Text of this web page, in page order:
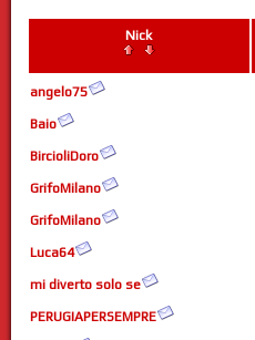
Nick
angelo75
Baio
BircioliDoro
GrifoMilano
GrifoMilano
Luca64
mi diverto solo se
PERUGIAPERSEMPRE